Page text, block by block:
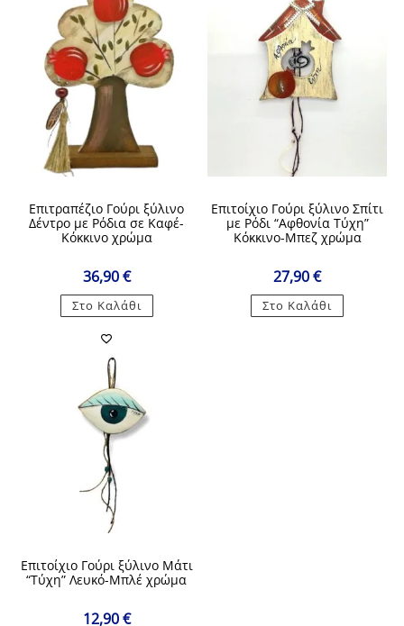
Επιτραπέζιο Γούρι ξύλινο
Δέντρο με Ρόδια σε Καφέ-
Κόκκινο χρώμα
36,90€
Στο Καλάθι
Επιτοίχιο Γούρι ξύλινο Σπίτι
με Ρόδι “Αφθονία Τύχη”
Κόκκινο-Μπεζ χρώμα
27,90€
Στο Καλάθι
Επιτοίχιο Γούρι ξύλινο Μάτι
“Τύχη” Λευκό-Μπλέ χρώμα
12,90€